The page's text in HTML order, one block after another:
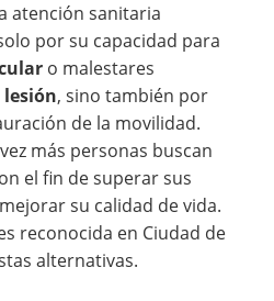
atención sanitaria
por su capacidad para
o malestares
lesión, sino también por
de la movilidad.
más personas buscan
el fin de superar sus
su calidad de vida.
reconocida en Ciudad de
alternativas.